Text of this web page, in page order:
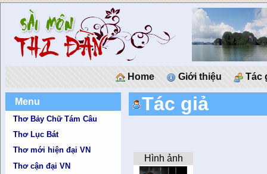
Home Giới thiệu Tác
Menu
Thơ Bảy Chữ Tám Câu
Thơ Lục Bát
Thơ mới hiện đại VN
Thơ cận đại VN
Tác giả
Hình ảnh